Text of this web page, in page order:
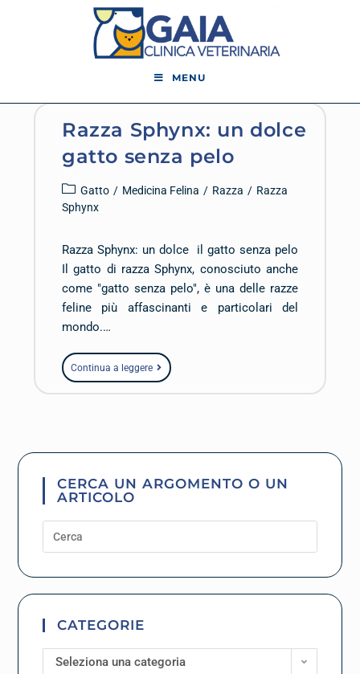
MENU
Razza Sphynx: un dolce
gatto senza pelo
Gatto / Medicina Felina / Razza / Razza
Sphynx
Razza Sphynx: un dolce il gatto senza pelo
Il gatto di razza Sphynx, conosciuto anche
come "gatto senza pelo", è una delle razze
feline più affascinanti e particolari del
mondo.…
Continua a leggere
CERCA UN ARGOMENTO O UN
ARTICOLO
CATEGORIE
Seleziona una categoria